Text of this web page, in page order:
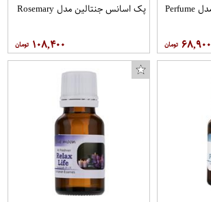
خوشبو کننده پاکسیس مدل Perfume
۶۸,۹۰۰
پک اسانس جنتالین مدل Rosemary
۱۰۸,۴۰۰